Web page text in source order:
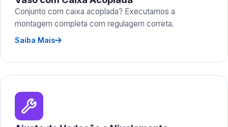
Conjunto com caixa acoplada? Executamos a
montagem completa com regulagem correta.
Saiba Mais